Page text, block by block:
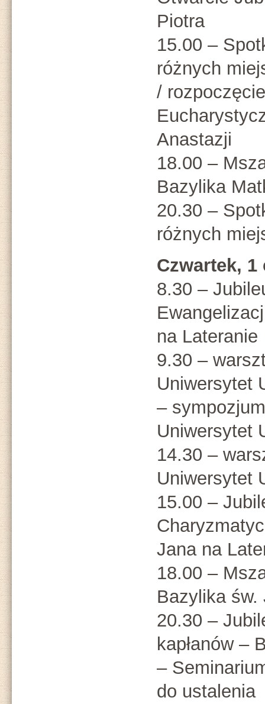
Piotra
15.00 –
różnych
/
Anastazji
18.00 –
Bazylika
20.30 –
różnych
Czwartek, 1
8.30 –
na Lateranie
9.30 –
Uniwersytet
–
Uniwersytet
14.30 –
Uniwersytet
15.00 –
Jana na
18.00 –
Bazylika św.
20.30 –
kapłanów –
–
do ustalenia